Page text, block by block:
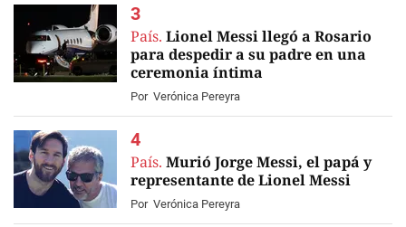
País. Lionel Messi llegó a Rosario
para despedir a su padre en una
ceremonia íntima
Por Verónica Pereyra
País. Murió Jorge Messi, el papá y
representante de Lionel Messi
Por Verónica Pereyra